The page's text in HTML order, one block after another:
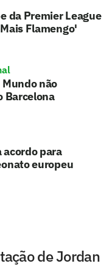
da Premier League
Flamengo'
Mundo não
Barcelona
acordo para
europeu
de Jordan